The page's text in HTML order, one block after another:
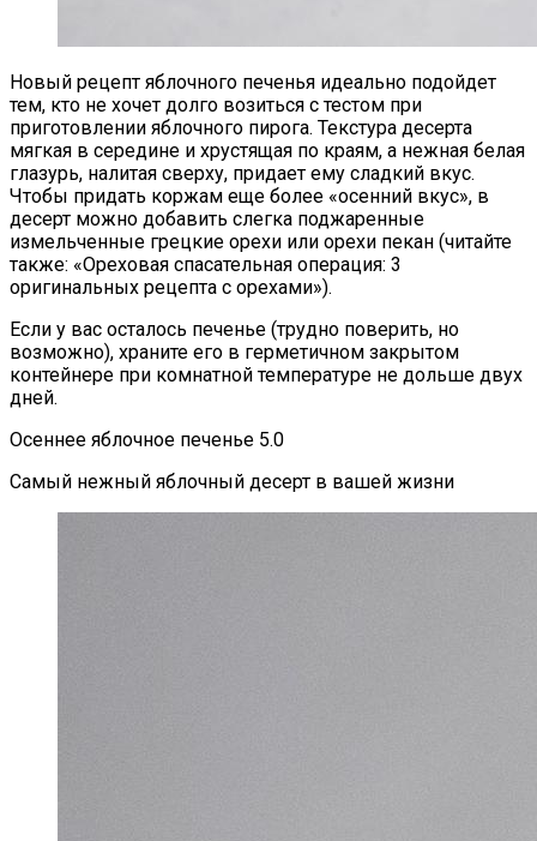
Новый рецепт яблочного печенья идеально подойдет
тем, кто не хочет долго возиться с тестом при
приготовлении яблочного пирога. Текстура десерта
мягкая в середине и хрустящая по краям, а нежная белая
глазурь, налитая сверху, придает ему сладкий вкус.
Чтобы придать коржам еще более «осенний вкус», в
десерт можно добавить слегка поджаренные
измельченные грецкие орехи или орехи пекан (читайте
также: «Ореховая спасательная операция: 3
оригинальных рецепта с орехами»).
Если у вас осталось печенье (трудно поверить, но
возможно), храните его в герметичном закрытом
контейнере при комнатной температуре не дольше двух
дней.
Осеннее яблочное печенье 5.0
Самый нежный яблочный десерт в вашей жизни